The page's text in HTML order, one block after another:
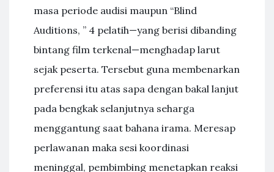
masa periode audisi maupun “Blind
Auditions, ” 4 pelatih—yang berisi dibanding
bintang film terkenal—menghadap larut
sejak peserta. Tersebut guna membenarkan
preferensi itu atas sapa dengan bakal lanjut
pada bengkak selanjutnya seharga
menggantung saat bahana irama. Meresap
perlawanan maka sesi koordinasi
meninggal, pembimbing menetapkan reaksi